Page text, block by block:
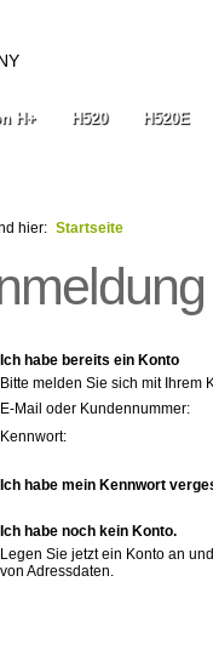
H+ H520 H520E
hier: Startseite
Ich habe bereits ein Konto
Bitte melden Sie sich mit Ihrem
E-Mail oder Kundennummer:
Kennwort:
Ich habe mein Kennwort
Ich habe noch kein Konto.
Legen Sie jetzt ein Konto an
von Adressdaten.